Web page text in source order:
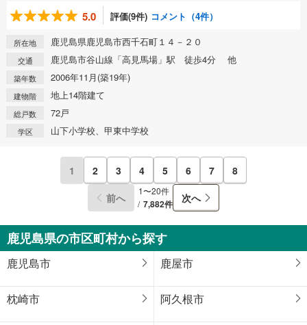
5.0 評価(9件) コメント（4件）
所在地 鹿児島県鹿児島市西千石町１４－２０
交通 鹿児島市谷山線「高見馬場」駅 徒歩4分 他
築年数 2006年11月(築19年)
建物階 地上14階建て
総戸数 72戸
学区 山下小学校、甲東中学校
前へ
1 2 3 4 5 6 7
8
次へ
1〜20件
7,882件
鹿児島県の市区町村から探す
鹿児島市 鹿屋市
枕崎市 阿久根市